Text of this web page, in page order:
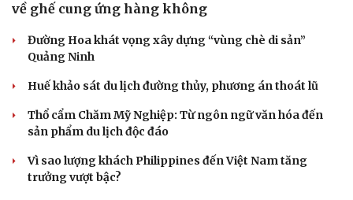
Văn hóa
Sân khấu - Điện ảnh
Giải trí
về ghế cung ứng hàng không
Đường Hoa khát vọng xây dựng “vùng chè di sản”
Quảng Ninh
Huế khảo sát du lịch đường thủy, phương án thoát lũ
Thổ cẩm Chăm Mỹ Nghiệp: Từ ngôn ngữ văn hóa đến
sản phẩm du lịch độc đáo
Vì sao lượng khách Philippines đến Việt Nam tăng
trưởng vượt bậc?